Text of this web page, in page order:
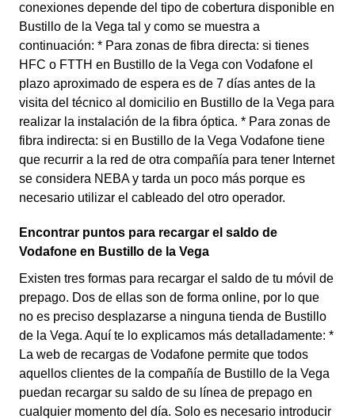
conexiones depende del tipo de cobertura disponible en
Bustillo de la Vega tal y como se muestra a
continuación: * Para zonas de fibra directa: si tienes
HFC o FTTH en Bustillo de la Vega con Vodafone el
plazo aproximado de espera es de 7 días antes de la
visita del técnico al domicilio en Bustillo de la Vega para
realizar la instalación de la fibra óptica. * Para zonas de
fibra indirecta: si en Bustillo de la Vega Vodafone tiene
que recurrir a la red de otra compañía para tener Internet
se considera NEBA y tarda un poco más porque es
necesario utilizar el cableado del otro operador.
Encontrar puntos para recargar el saldo de
Vodafone en Bustillo de la Vega
Existen tres formas para recargar el saldo de tu móvil de
prepago. Dos de ellas son de forma online, por lo que
no es preciso desplazarse a ninguna tienda de Bustillo
de la Vega. Aquí te lo explicamos más detalladamente: *
La web de recargas de Vodafone permite que todos
aquellos clientes de la compañía de Bustillo de la Vega
puedan recargar su saldo de su línea de prepago en
cualquier momento del día. Solo es necesario introducir